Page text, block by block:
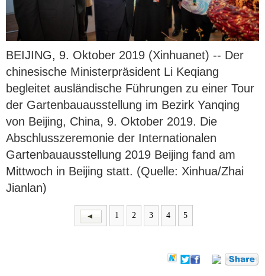
BEIJING, 9. Oktober 2019 (Xinhuanet) -- Der
chinesische Ministerpräsident Li Keqiang
begleitet ausländische Führungen zu einer Tour
der Gartenbauausstellung im Bezirk Yanqing
von Beijing, China, 9. Oktober 2019. Die
Abschlusszeremonie der Internationalen
Gartenbauausstellung 2019 Beijing fand am
Mittwoch in Beijing statt. (Quelle: Xinhua/Zhai
Jianlan)
1 2 3 4 5